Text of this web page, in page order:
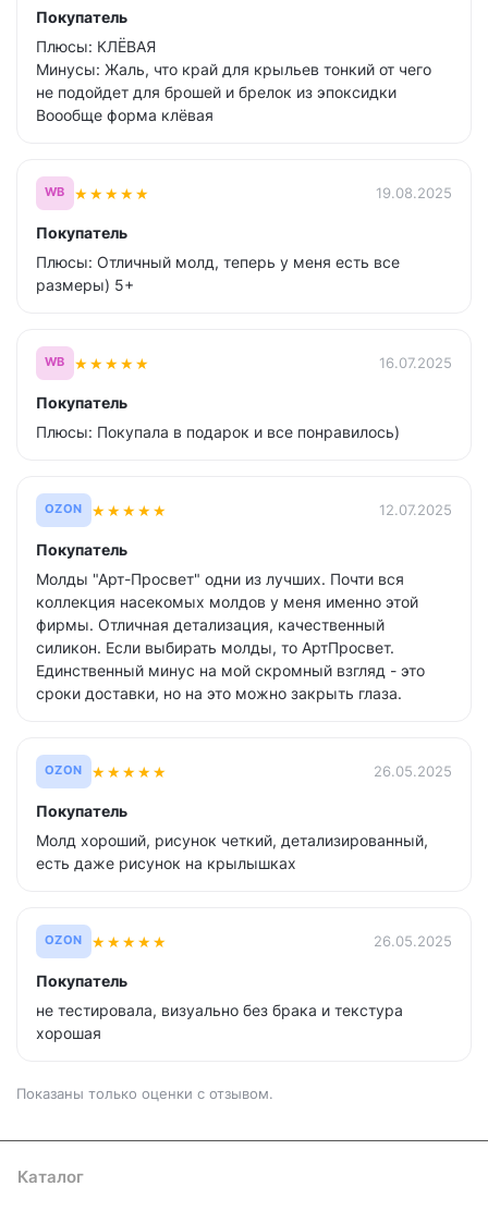
Покупатель
Плюсы: КЛЁВАЯ
Минусы: Жаль, что край для крыльев тонкий от чего
не подойдет для брошей и брелок из эпоксидки
Воообще форма клёвая
WB ★★★★★ 19.08.2025
Покупатель
Плюсы: Отличный молд, теперь у меня есть все
размеры) 5+
WB ★★★★★ 16.07.2025
Покупатель
Плюсы: Покупала в подарок и все понравилось)
OZON ★★★★★ 12.07.2025
Покупатель
Молды "Арт-Просвет" одни из лучших. Почти вся
коллекция насекомых молдов у меня именно этой
фирмы. Отличная детализация, качественный
силикон. Если выбирать молды, то АртПросвет.
Единственный минус на мой скромный взгляд - это
сроки доставки, но на это можно закрыть глаза.
OZON ★★★★★ 26.05.2025
Покупатель
Молд хороший, рисунок четкий, детализированный,
есть даже рисунок на крылышках
OZON ★★★★★ 26.05.2025
Покупатель
не тестировала, визуально без брака и текстура
хорошая
Показаны только оценки с отзывом.
Каталог